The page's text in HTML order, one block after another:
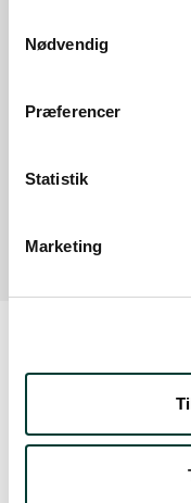
Nødvendig
Præferencer
Statistik
Marketing
Med offentlig
Google Maps
Der er ingen
Vejrudsigt